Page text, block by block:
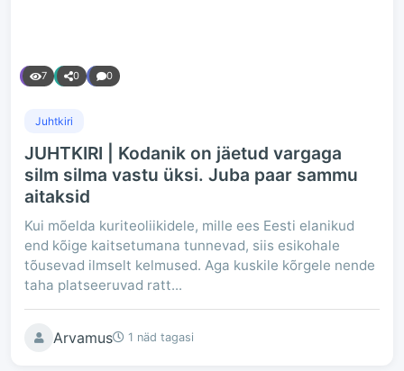
7 0 0
Juhtkiri
JUHTKIRI | Kodanik on jäetud vargaga
silm silma vastu üksi. Juba paar sammu
aitaksid
Kui mõelda kuriteoliikidele, mille ees Eesti elanikud
end kõige kaitsetumana tunnevad, siis esikohale
tõusevad ilmselt kelmused. Aga kuskile kõrgele nende
taha platseeruvad ratt...
Arvamus 1 näd tagasi